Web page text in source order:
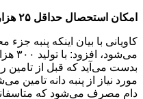
امکان استحصال حداقل ۲۵ هزارتن روغن از پنبه دانه وجود دارد
کاویانی با بیان اینکه پنبه
بدست می‌آید که قبل از تامین
مورد نیاز از پنبه دانه
دام مصرف می‌شود که